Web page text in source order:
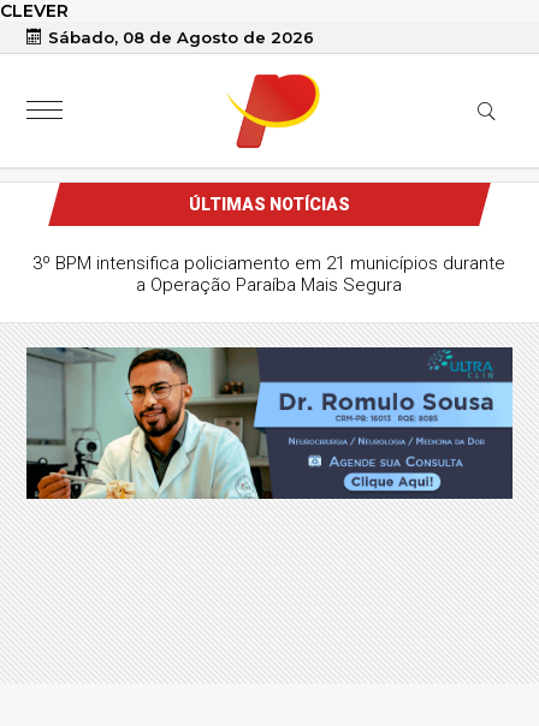
CLEVER
Sábado, 08 de Agosto de 2026
ÚLTIMAS NOTÍCIAS
3º BPM intensifica policiamento em 21 municípios durante
a Operação Paraíba Mais Segura